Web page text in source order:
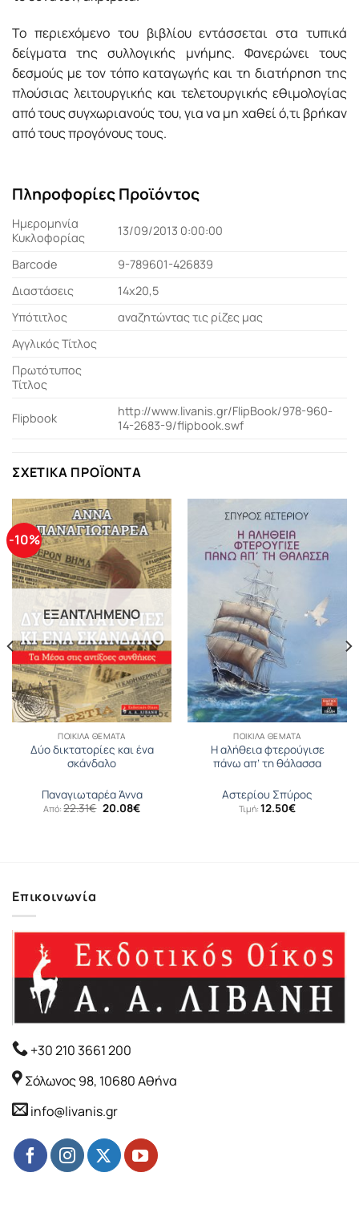
Το περιεχόµενο του βιβλίου εντάσσεται στα τυπικά
δείγµατα της συλλογικής µνήµης. Φανερώνει τους
δεσµούς µε τον τόπο καταγωγής και τη διατήρηση της
πλούσιας λειτουργικής και τελετουργικής εθιµολογίας
από τους συγχωριανούς του, για να µη χαθεί ό,τι βρήκαν
από τους προγόνους τους.
Πληροφορίες Προϊόντος
Ημερομηνία
Κυκλοφορίας
13/09/2013 0:00:00
Barcode
9-789601-426839
Διαστάσεις
14x20,5
Υπότιτλος
αναζητώντας τις ρίζες μας
Αγγλικός Τίτλος
Πρωτότυπος
Τίτλος
Flipbook
http://www.livanis.gr/FlipBook/978-960-
14-2683-9/flipbook.swf
ΣΧΕΤΙΚΆ ΠΡΟΪΌΝΤΑ
-10%
ΕΞΑΝΤΛΗΜΈΝΟ
ΠΟΙΚΊΛΑ ΘΈΜΑΤΑ
Δύο δικτατορίες και ένα
σκάνδαλο
Παναγιωταρέα Άννα
Από:22.31€ Original
price
20.08€Η
ΠΟΙΚΊΛΑ ΘΈΜΑΤΑ
Η αλήθεια φτερούγισε
πάνω απ’ τη θάλασσα
Αστερίου Σπύρος
Τιμή: 12.50€
Επικοινωνία
+30 210 3661 200
Σόλωνος 98, 10680 Αθήνα
info@livanis.gr